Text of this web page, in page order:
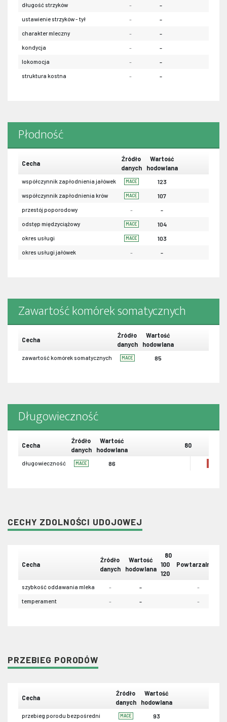
długość strzyków - -
ustawienie strzyków - tył - -
charakter mleczny - -
kondycja - -
lokomocja - -
struktura kostna - -
Płodność
Cecha
Źródło
danych
Wartość
hodowlana
współczynnik zapłodnienia jałówek MACE 123
współczynnik zapłodnienia krów MACE 107
przestój poporodowy - -
odstęp międzyciążowy MACE 104
okres usługi MACE 103
okres usługi jałówek - -
Zawartość komórek somatycznych
Cecha
Źródło
danych
Wartość
hodowlana
zawartość komórek somatycznych MACE 85
Długowieczność
Cecha
Źródło
danych
Wartość
hodowlana
80
długowieczność MACE 86
CECHY ZDOLNOŚCI UDOJOWEJ
Cecha
Źródło
danych
Wartość
hodowlana
80
100
120
Powtarzalność
szybkość oddawania mleka - - -
temperament - - -
PRZEBIEG PORODÓW
Cecha
Źródło
danych
Wartość
hodowlana
przebieg porodu bezpośredni MACE 93